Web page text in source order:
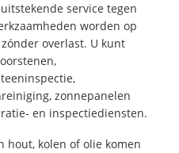
service tegen
worden op
overlast. U kunt
zonnepanelen
en inspectiediensten.
hout, kolen of olie komen